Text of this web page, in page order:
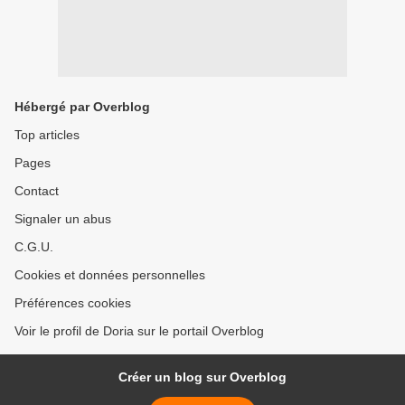
Hébergé par Overblog
Top articles
Pages
Contact
Signaler un abus
C.G.U.
Cookies et données personnelles
Préférences cookies
Voir le profil de Doria sur le portail Overblog
Créer un blog sur Overblog